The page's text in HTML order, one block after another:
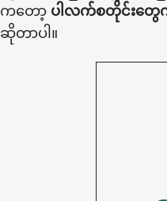
ကတော့ ပါလက်စတိုင်းတွေကို
ဆိုတာပါ။